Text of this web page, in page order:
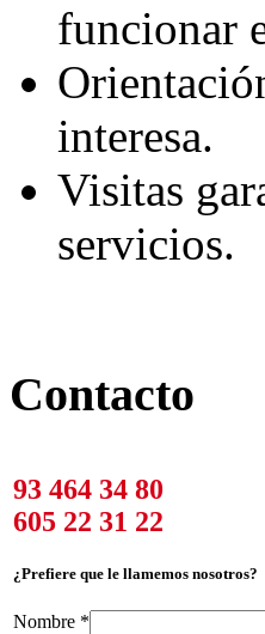
funcionar
interesa.
Visitas
servicios.
Contacto
93 464 34 80
605 22 31 22
¿Prefiere que le llamemos nosotros?
Nombre *